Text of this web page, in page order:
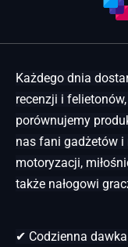
Każdego dnia
recenzji i
porównujemy
nas fani gadżetów
motoryzacji,
także nałogowi
✔ Codzienna dawka